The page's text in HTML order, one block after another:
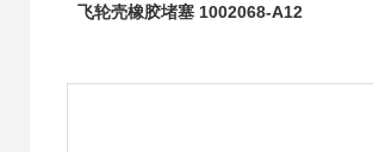
飞轮壳橡胶堵塞 1002068-A12